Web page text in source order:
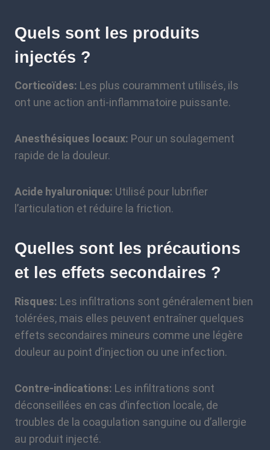
Quels sont les produits
injectés ?
Corticoïdes: Les plus couramment utilisés, ils
ont une action anti-inflammatoire puissante.
Anesthésiques locaux: Pour un soulagement
rapide de la douleur.
Acide hyaluronique: Utilisé pour lubrifier
l’articulation et réduire la friction.
Quelles sont les précautions
et les effets secondaires ?
Risques: Les infiltrations sont généralement bien
tolérées, mais elles peuvent entraîner quelques
effets secondaires mineurs comme une légère
douleur au point d’injection ou une infection.
Contre-indications: Les infiltrations sont
déconseillées en cas d’infection locale, de
troubles de la coagulation sanguine ou d’allergie
au produit injecté.